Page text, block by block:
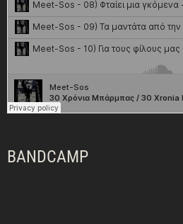
BANDCAMP